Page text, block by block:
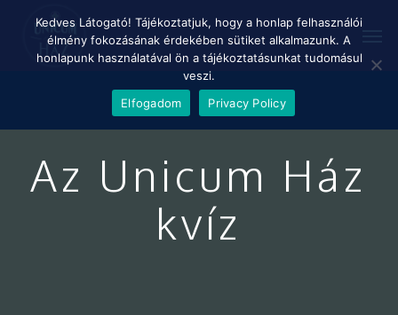
Az Unicum Ház
kvíz
Kedves Látogató! Tájékoztatjuk, hogy a honlap felhasználói
élmény fokozásának érdekében sütiket alkalmazunk. A
honlapunk használatával ön a tájékoztatásunkat tudomásul
veszi.
Elfogadom
Privacy Policy